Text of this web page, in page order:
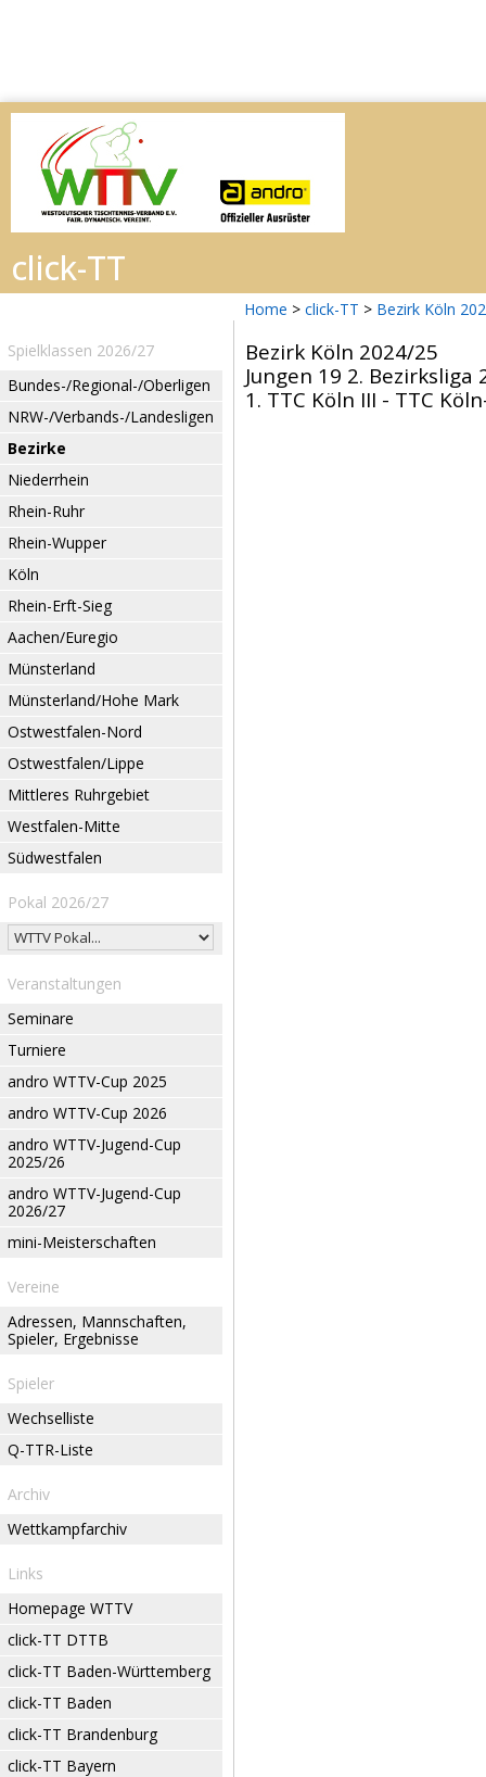
Home > click-TT > Bezirk Köln
Spielklassen 2026/27
Bundes-/Regional-/Oberligen
NRW-/Verbands-/Landesligen
Bezirke
Niederrhein
Rhein-Ruhr
Rhein-Wupper
Köln
Rhein-Erft-Sieg
Aachen/Euregio
Münsterland
Münsterland/Hohe Mark
Ostwestfalen-Nord
Ostwestfalen/Lippe
Mittleres Ruhrgebiet
Westfalen-Mitte
Südwestfalen
Pokal 2026/27
Veranstaltungen
Seminare
Turniere
andro WTTV-Cup 2025
andro WTTV-Cup 2026
andro WTTV-Jugend-Cup
2025/26
andro WTTV-Jugend-Cup
2026/27
mini-Meisterschaften
Vereine
Adressen, Mannschaften,
Spieler, Ergebnisse
Spieler
Wechselliste
Q-TTR-Liste
Archiv
Wettkampfarchiv
Links
Homepage WTTV
click-TT DTTB
click-TT Baden-Württemberg
click-TT Baden
click-TT Brandenburg
click-TT Bayern
Bezirk Köln 2024/25
Jungen 19 2. Bezirksliga
1. TTC Köln III - TTC